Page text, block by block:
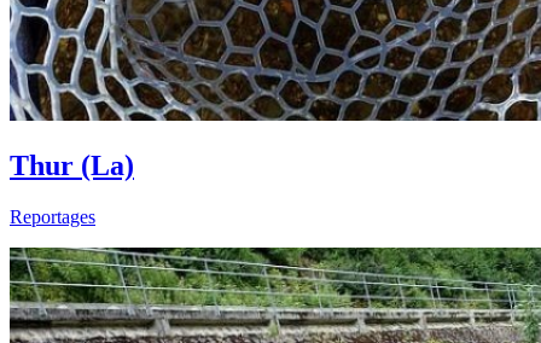
Thur (La)
Reportages